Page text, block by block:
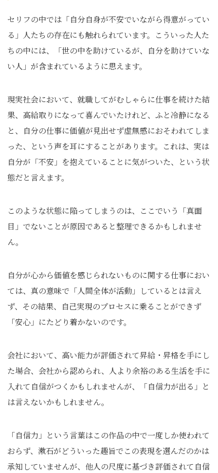
セリフの中では「自分自身が不安でいながら得意がってい
る」人たちの存在にも触れられています。こういった人た
ちの中には、「世の中を助けているが、自分を助けていな
い人」が含まれているように思えます。
現実社会において、就職してがむしゃらに仕事を続けた結
果、高給取りになって喜んでいたけれど、ふと冷静になる
と、自分の仕事に価値が見出せず虚無感におそわれてしま
った、という声を耳にすることがあります。これは、実は
自分が「不安」を抱えていることに気がついた、という状
態だと言えます。
このような状態に陥ってしまうのは、ここでいう「真面
目」でないことが原因であると整理できるかもしれませ
ん。
自分が心から価値を感じられないものに関する仕事におい
ては、真の意味で「人間全体が活動」しているとは言え
ず、その結果、自己実現のプロセスに乗ることができず
「安心」にたどり着かないのです。
会社において、高い能力が評価されて昇給・昇格を手にし
た場合、会社から認められ、人より余裕のある生活を手に
入れて自信がつくかもしれませんが、「自信力が出る」と
は言えないかもしれません。
「自信力」という言葉はこの作品の中で一度しか使われて
おらず、漱石がどういった趣旨でこの表現を選んだのかは
承知していませんが、他人の尺度に基づき評価されて自信